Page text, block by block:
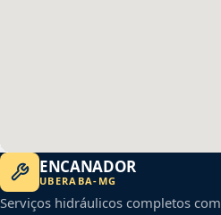
ENCANADOR
UBERABA- MG
Serviços hidráulicos completos com